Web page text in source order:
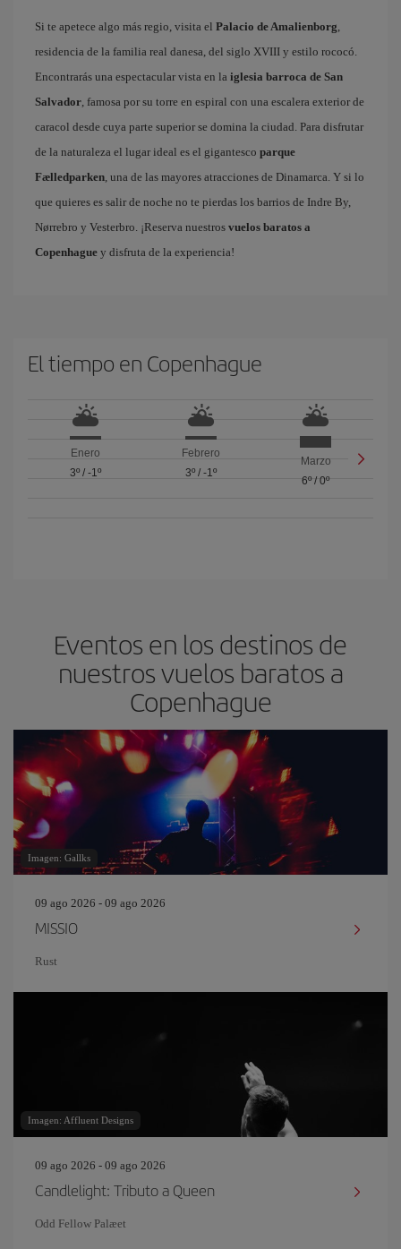
Si te apetece algo más regio, visita el Palacio de Amalienborg,
residencia de la familia real danesa, del siglo XVIII y estilo rococó.
Encontrarás una espectacular vista en la iglesia barroca de San
Salvador, famosa por su torre en espiral con una escalera exterior de
caracol desde cuya parte superior se domina la ciudad. Para disfrutar
de la naturaleza el lugar ideal es el gigantesco parque
Fælledparken, una de las mayores atracciones de Dinamarca. Y si lo
que quieres es salir de noche no te pierdas los barrios de Indre By,
Nørrebro y Vesterbro. ¡Reserva nuestros vuelos baratos a
Copenhague y disfruta de la experiencia!
El tiempo en Copenhague
Enero
3º/ -1º
Febrero
3º/ -1º
Marzo
6º/0º
Eventos en los destinos de
nuestros vuelos baratos a
Copenhague
Imagen: Gallks
09 ago 2026 - 09 ago 2026
MISSIO
Rust
Imagen: Affluent Designs
09 ago 2026 - 09 ago 2026
Candlelight: Tributo a Queen
Odd Fellow Palæet